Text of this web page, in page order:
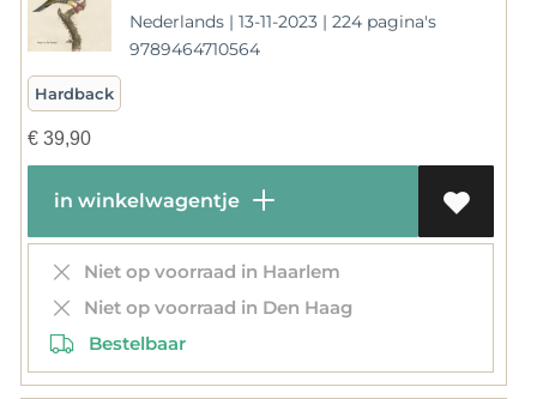
Nederlands | 13-11-2023 | 224 pagina's
9789464710564
Hardback
€39,90
in winkelwagentje
Niet op voorraad in Haarlem
Niet op voorraad in Den Haag
Bestelbaar